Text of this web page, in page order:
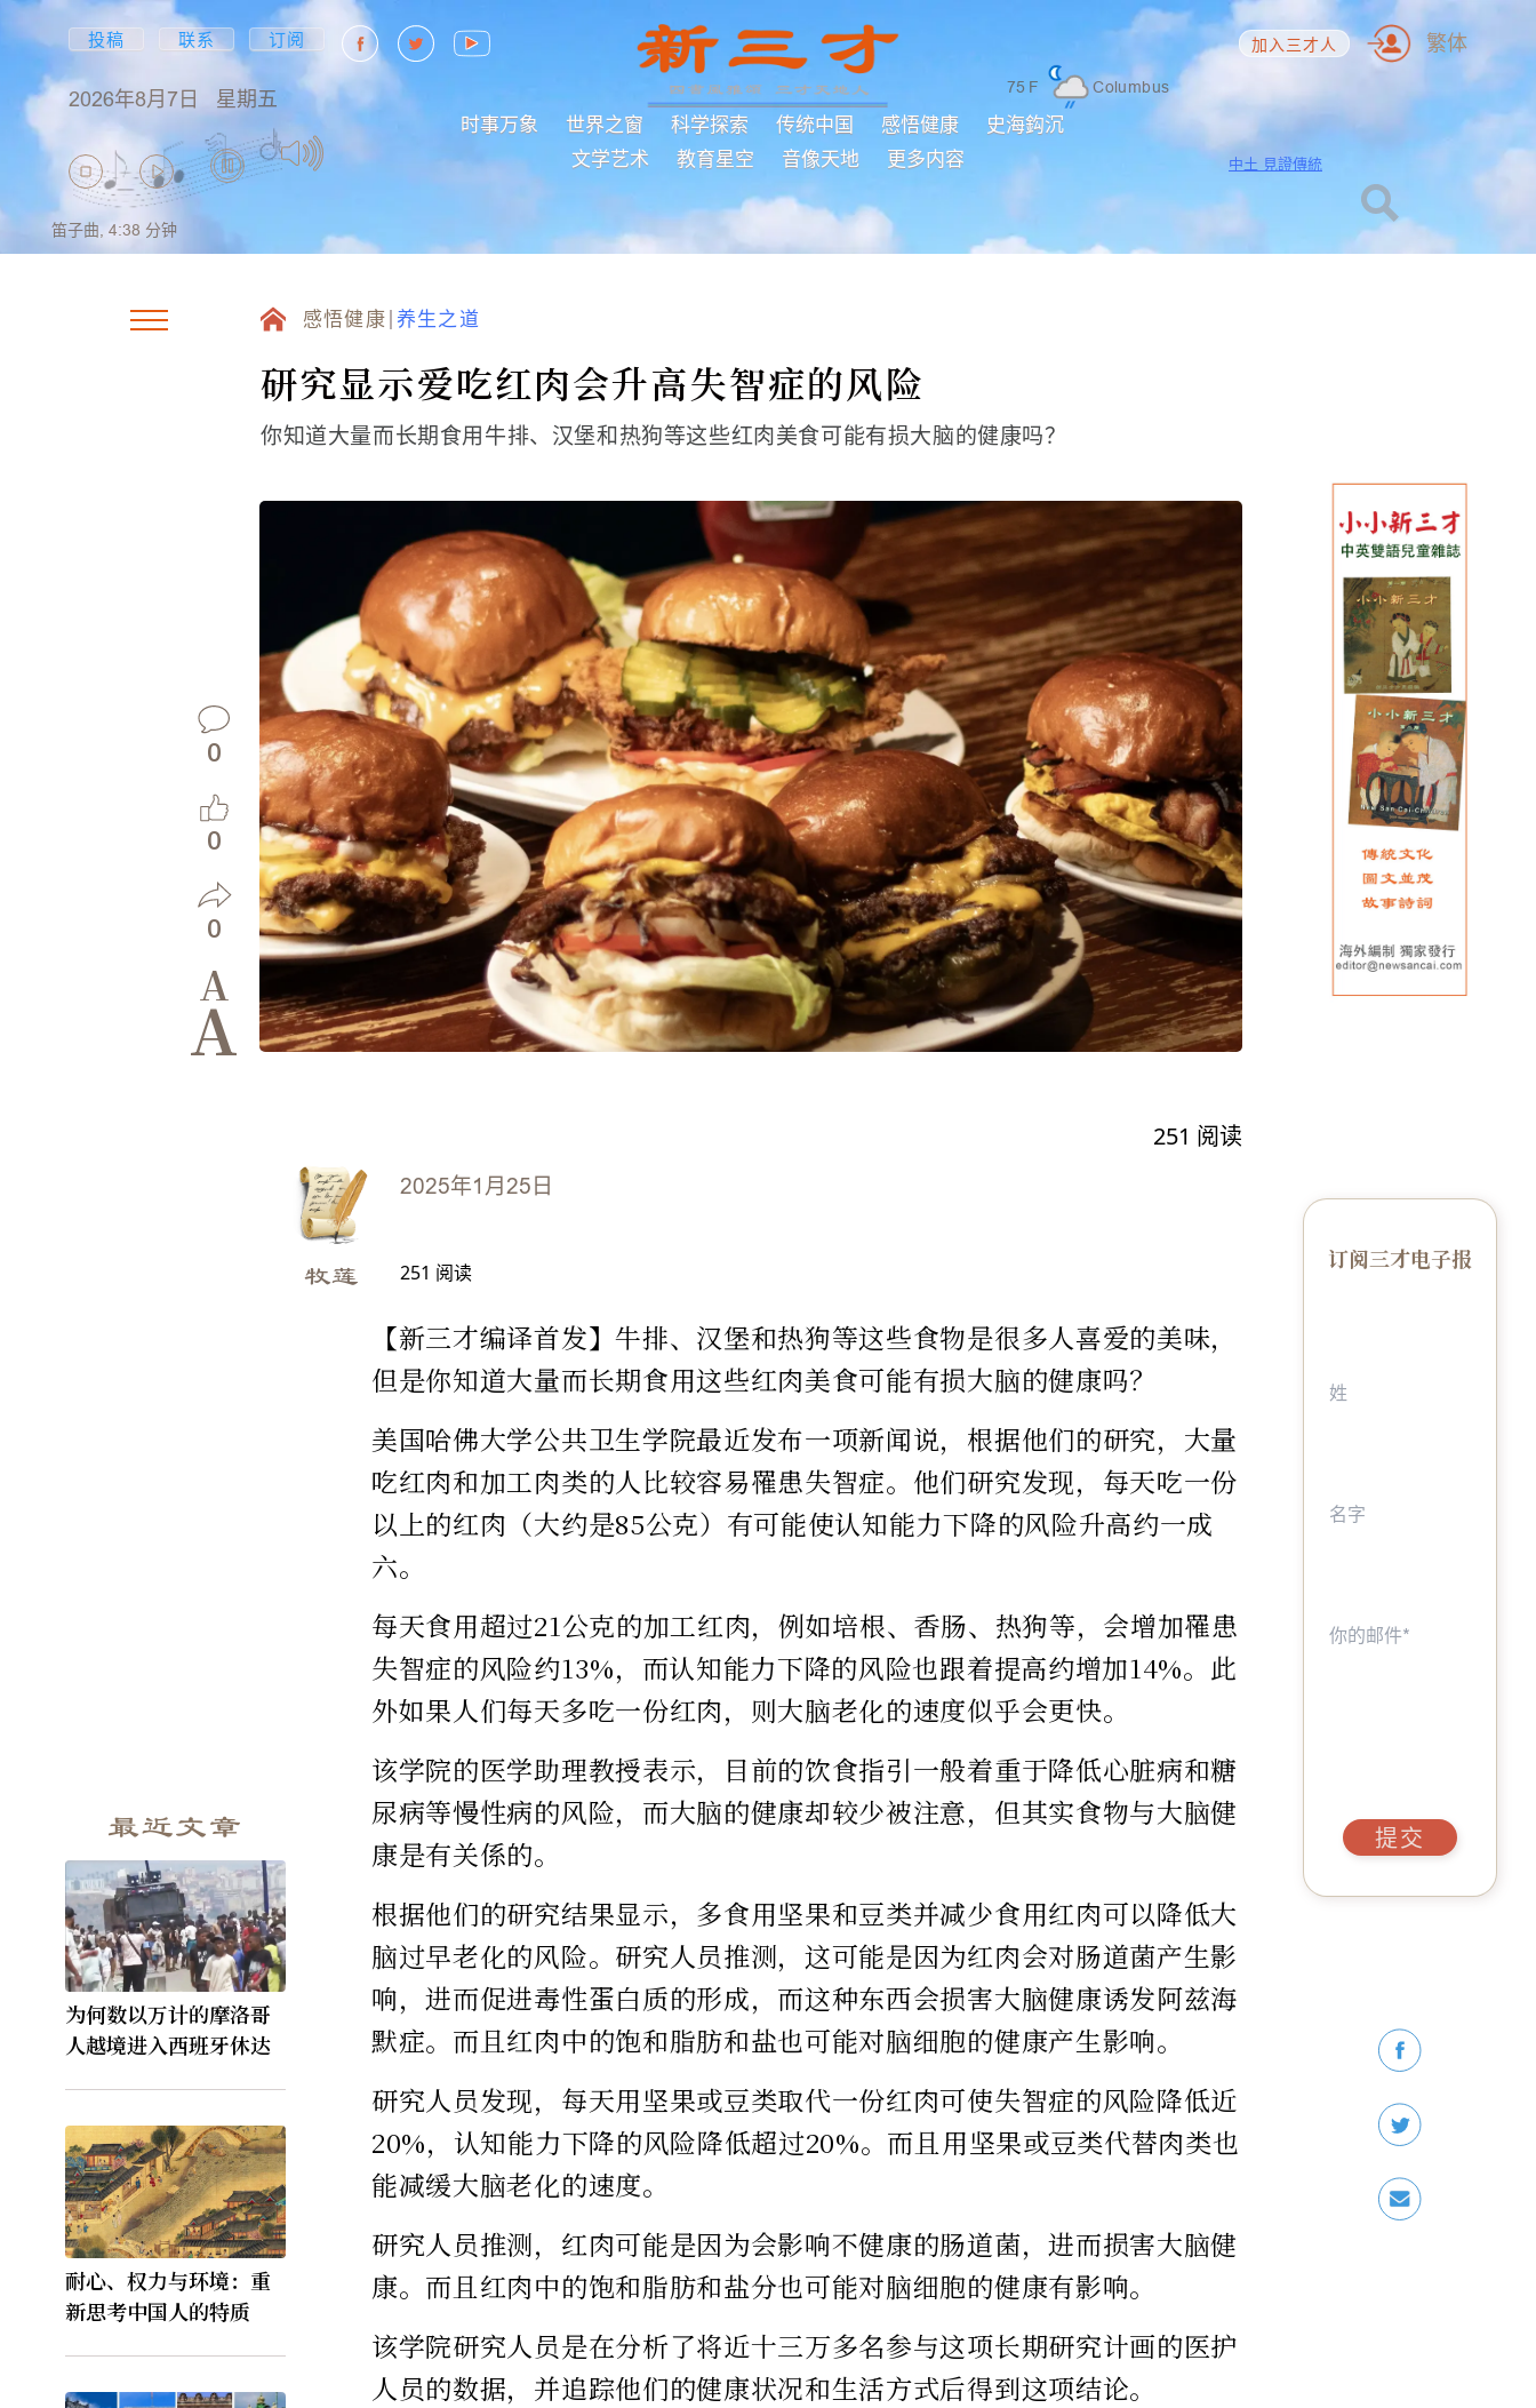
投稿 联系 订阅
2026年8月7日 星期五 75 F Columbus
时事万象 世界之窗 科学探索 传统中国 感悟健康
史海鈎沉
文学艺术
教育星空 音像天地 更多内容
加入三才人 繁体
中土 見證傳統
笛子曲, 4:38 分钟
感悟健康 养生之道
研究显示爱吃红肉会升高失智症的风险
你知道大量而长期食用牛排、汉堡和热狗等这些红肉美食可能有损大脑的健康吗？
0
0
0
A
A
251 阅读
最近文章
为何数以万计的摩洛哥
人越境进入西班牙休达
耐心、权力与环境：重
新思考中国人的特质
2025年1月25日
牧莲 251 阅读
【新三才编译首发】牛排、汉堡和热狗等这些食物是很多人喜爱的美味，
但是你知道大量而长期食用这些红肉美食可能有损大脑的健康吗？
美国哈佛大学公共卫生学院最近发布一项新闻说，根据他们的研究，大量
吃红肉和加工肉类的人比较容易罹患失智症。他们研究发现，每天吃一份
以上的红肉（大约是85公克）有可能使认知能力下降的风险升高约一成
六。
每天食用超过21公克的加工红肉，例如培根、香肠、热狗等，会增加罹患
失智症的风险约13%，而认知能力下降的风险也跟着提高约增加14%。此
外如果人们每天多吃一份红肉，则大脑老化的速度似乎会更快。
该学院的医学助理教授表示，目前的饮食指引一般着重于降低心脏病和糖
尿病等慢性病的风险，而大脑的健康却较少被注意，但其实食物与大脑健
康是有关係的。
根据他们的研究结果显示，多食用坚果和豆类并减少食用红肉可以降低大
脑过早老化的风险。研究人员推测，这可能是因为红肉会对肠道菌产生影
响，进而促进毒性蛋白质的形成，而这种东西会损害大脑健康诱发阿兹海
默症。而且红肉中的饱和脂肪和盐也可能对脑细胞的健康产生影响。
研究人员发现，每天用坚果或豆类取代一份红肉可使失智症的风险降低近
20%，认知能力下降的风险降低超过20%。而且用坚果或豆类代替肉类也
能减缓大脑老化的速度。
研究人员推测，红肉可能是因为会影响不健康的肠道菌，进而损害大脑健
康。而且红肉中的饱和脂肪和盐分也可能对脑细胞的健康有影响。
该学院研究人员是在分析了将近十三万多名参与这项长期研究计画的医护
人员的数据，并追踪他们的健康状况和生活方式后得到这项结论。
订阅三才电子报
提交